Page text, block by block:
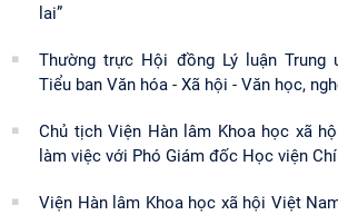
lai”
Thường trực Hội đồng Lý luận Trung
Tiểu ban Văn hóa - Xã hội - Văn học,
Chủ tịch Viện Hàn lâm Khoa học xã
làm việc với Phó Giám đốc Học viện
Viện Hàn lâm Khoa học xã hội Việt